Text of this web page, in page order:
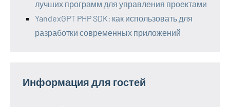
лучших программ для управления проектами
YandexGPT PHP SDK: как использовать для
разработки современных приложений
Информация для гостей